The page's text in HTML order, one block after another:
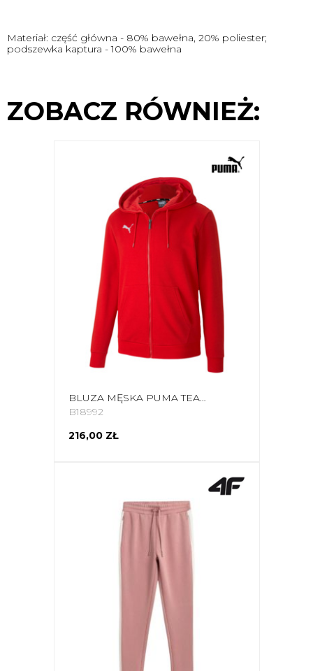
Materiał: część główna - 80% bawełna, 20% poliester;
podszewka kaptura - 100% bawełna
ZOBACZ RÓWNIEŻ:
BLUZA MĘSKA PUMA TEAMGOAL 23 CASUALS HOODED JACKET CZERWONA 656708 01
B18992
216,00 ZŁ